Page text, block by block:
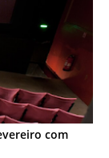
com